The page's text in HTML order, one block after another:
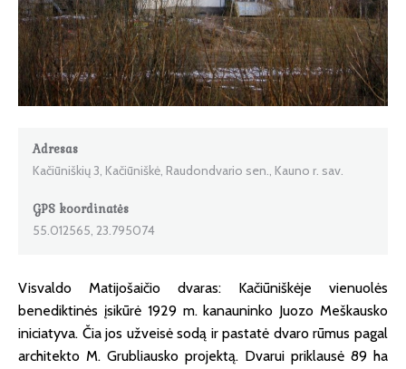
Adresas
Kačiūniškių 3, Kačiūniškė, Raudondvario sen., Kauno r. sav.
GPS koordinatės
55.012565, 23.795074
Visvaldo Matijošaičio dvaras: Kačiūniškėje vienuolės
benediktinės įsikūrė 1929 m. kanauninko Juozo Meškausko
iniciatyva. Čia jos užveisė sodą ir pastatė dvaro rūmus pagal
architekto M. Grubliausko projektą. Dvarui priklausė 89 ha